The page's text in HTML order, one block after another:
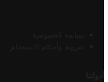
سياسة الخصوصية
شروط وأحكام الاستخدام
أدواتنا